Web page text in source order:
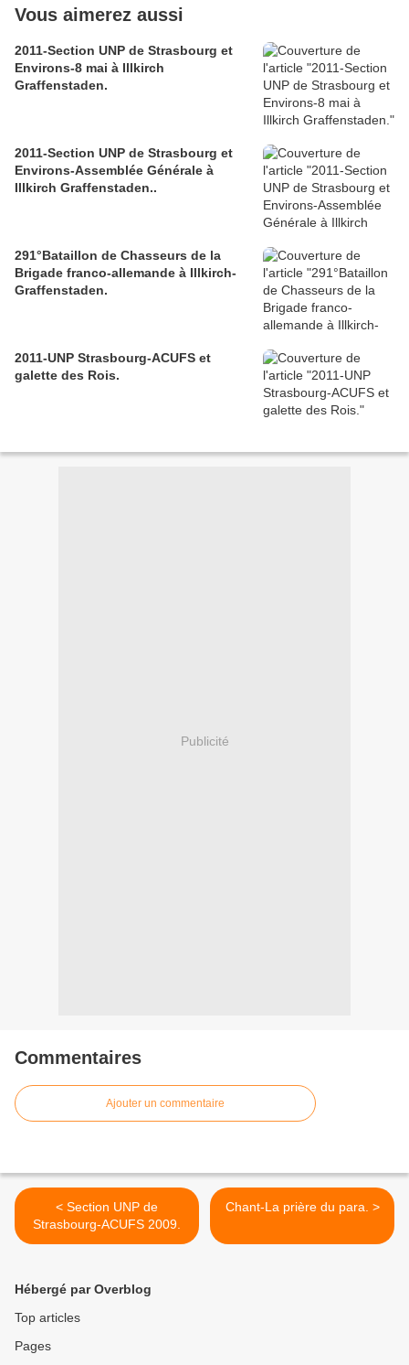
Vous aimerez aussi
2011-Section UNP de Strasbourg et
Environs-8 mai à Illkirch
Graffenstaden.
2011-Section UNP de Strasbourg et
Environs-Assemblée Générale à
Illkirch Graffenstaden..
291°Bataillon de Chasseurs de la
Brigade franco-allemande à Illkirch-
Graffenstaden.
2011-UNP Strasbourg-ACUFS et
galette des Rois.
Publicité
Commentaires
Ajouter un commentaire
< Section UNP de
Strasbourg-ACUFS 2009.
Chant-La prière du para. >
Hébergé par Overblog
Top articles
Pages